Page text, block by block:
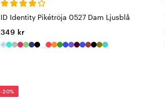
ID Identity Pikétröja 0527 Dam Ljusblå
349 kr
-20%